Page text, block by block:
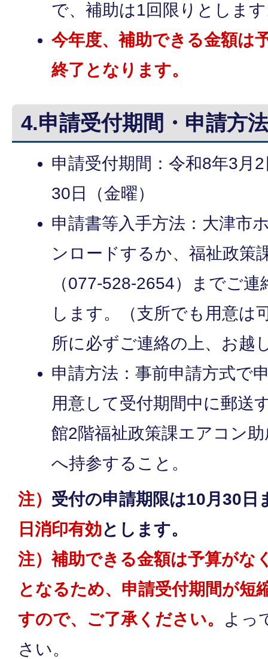
で、補助は1回限りとしま
今年度、補助できる金額は
終了となります。
4.申請受付期間・申請方
申請受付期間：令和8年3月
30日（金曜）
申請書等入手方法：大津市
ンロードするか、福祉政策
（077-528-2654）までご
します。（支所でも用意は
所に必ずご連絡の上、お越
申請方法：事前申請方式で
用意して受付期間中に郵送
館2階福祉政策課エアコン
へ持参すること。
注） 受付の申請期限は10月30日
日消印有効とします。
注）補助できる金額は予算がな
となるため、申請受付期間が短
すので、ご了承ください。 よっ
さい。